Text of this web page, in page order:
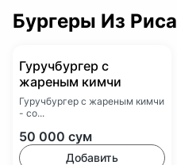
Бургеры Из Риса
Гуручбургер с
жареным кимчи
Гуручбургер с жареным кимчи
- со...
50 000 сум
Добавить